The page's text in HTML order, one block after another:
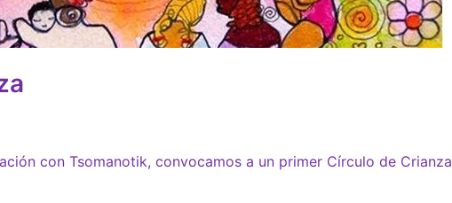
con Tsomanotik, convocamos a un primer Círculo de Crianza